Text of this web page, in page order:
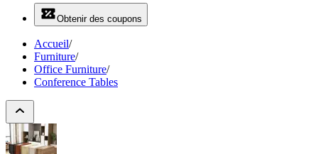
Obtenir des coupons
Accueil/
Furniture/
Office Furniture/
Conference Tables